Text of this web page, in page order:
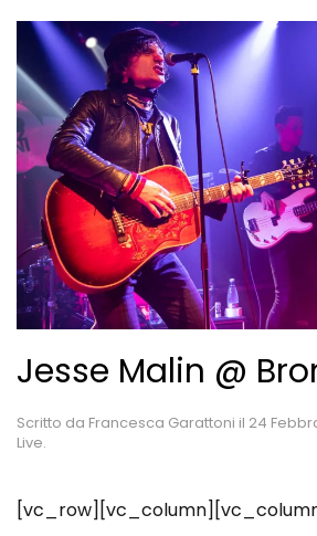
Jesse Malin @
Scritto da Francesca Garattoni il 24
Live.